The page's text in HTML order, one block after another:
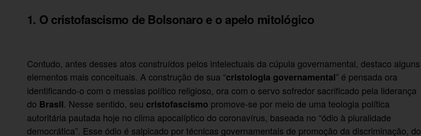
1. O cristofascismo de Bolsonaro e o apelo mitológico
Contudo, antes desses atos construídos pelos intelectuais da cúpula governamental, destaco alguns
elementos mais conceituais. A construção de sua “cristologia governamental” é pensada ora
identificando-o com o messias político religioso, ora com o servo sofredor sacrificado pela liderança
do Brasil. Nesse sentido, seu cristofascismo promove-se por meio de uma teologia política
autoritária pautada hoje no clima apocalíptico do coronavírus, baseada no “ódio à pluralidade
democrática”. Esse ódio é salpicado por técnicas governamentais de promoção da discriminação, do